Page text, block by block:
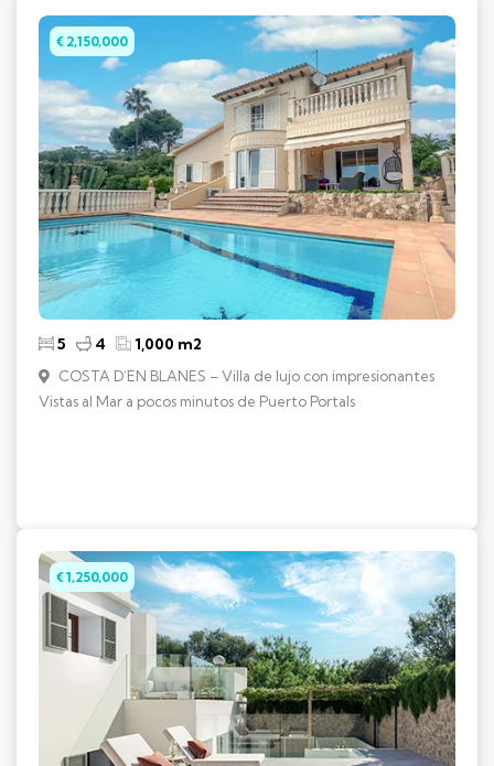
€ 2,150,000
5 4 1,000 m2
COSTA D’EN BLANES – Villa de lujo con impresionantes
Vistas al Mar a pocos minutos de Puerto Portals
€ 1,250,000